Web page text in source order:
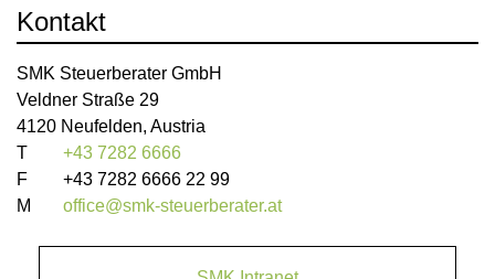
Kontakt
SMK Steuerberater GmbH
Veldner Straße 29
4120 Neufelden, Austria
T +43 7282 6666
F
+43 7282 6666 22 99
M
office@smk-steuerberater.at